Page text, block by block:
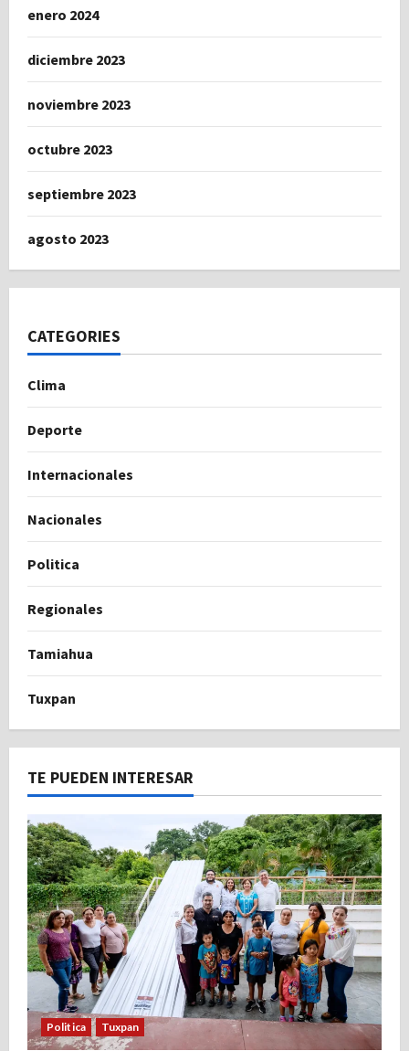
enero 2024
diciembre 2023
noviembre 2023
octubre 2023
septiembre 2023
agosto 2023
CATEGORIES
Clima
Deporte
Internacionales
Nacionales
Politica
Regionales
Tamiahua
Tuxpan
TE PUEDEN INTERESAR
Politica Tuxpan